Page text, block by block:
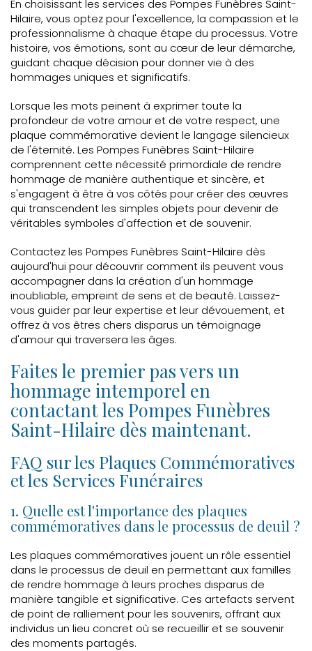
En choisissant les services des Pompes Funèbres Saint-
Hilaire, vous optez pour l'excellence, la compassion et le
professionnalisme à chaque étape du processus. Votre
histoire, vos émotions, sont au cœur de leur démarche,
guidant chaque décision pour donner vie à des
hommages uniques et significatifs.
Lorsque les mots peinent à exprimer toute la
profondeur de votre amour et de votre respect, une
plaque commémorative devient le langage silencieux
de l'éternité. Les Pompes Funèbres Saint-Hilaire
comprennent cette nécessité primordiale de rendre
hommage de manière authentique et sincère, et
s'engagent à être à vos côtés pour créer des œuvres
qui transcendent les simples objets pour devenir de
véritables symboles d'affection et de souvenir.
Contactez les Pompes Funèbres Saint-Hilaire dès
aujourd'hui pour découvrir comment ils peuvent vous
accompagner dans la création d'un hommage
inoubliable, empreint de sens et de beauté. Laissez-
vous guider par leur expertise et leur dévouement, et
offrez à vos êtres chers disparus un témoignage
d'amour qui traversera les âges.
Faites le premier pas vers un
hommage intemporel en
contactant les Pompes Funèbres
Saint-Hilaire dès maintenant.
FAQ sur les Plaques Commémoratives
et les Services Funéraires
1. Quelle est l'importance des plaques
commémoratives dans le processus de deuil ?
Les plaques commémoratives jouent un rôle essentiel
dans le processus de deuil en permettant aux familles
de rendre hommage à leurs proches disparus de
manière tangible et significative. Ces artefacts servent
de point de ralliement pour les souvenirs, offrant aux
individus un lieu concret où se recueillir et se souvenir
des moments partagés.